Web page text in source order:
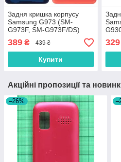
Задня кришка корпусу
Samsung G973 (SM-
G973F, SM-G973F/DS)
Galaxy S10 рожева
Оригінал
389 ₴ 439 ₴
Купити
329
Акційні пропозиції та
–26%